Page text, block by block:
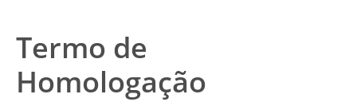
Termo de
Homologação